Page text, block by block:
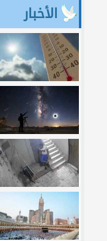
الأخبار